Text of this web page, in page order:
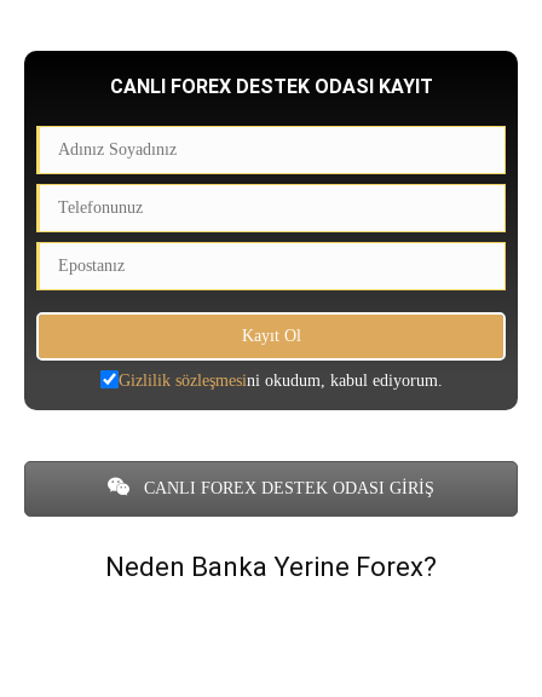
CANLI FOREX DESTEK ODASI KAYIT
Gizlilik sözleşmesini okudum, kabul ediyorum.
CANLI FOREX DESTEK ODASI GİRİŞ
Neden Banka Yerine Forex?